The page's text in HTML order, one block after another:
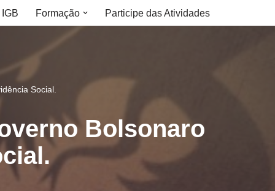
Formação Participe das Atividades
Social.
Bolsonaro